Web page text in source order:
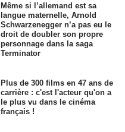
Même si l’allemand est sa
langue maternelle, Arnold
Schwarzenegger n’a pas eu le
droit de doubler son propre
personnage dans la saga
Terminator
Plus de 300 films en 47 ans de
carrière : c'est l'acteur qu'on a
le plus vu dans le cinéma
français !